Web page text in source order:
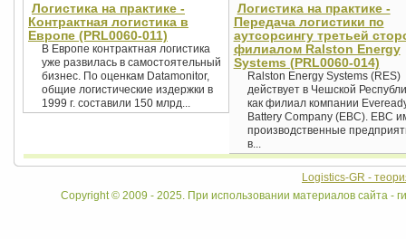
Логистика на практике -
Контрактная логистика в
Европе (PRL0060-011)
В Европе контрактная логистика
уже развилась в самостоятельный
бизнес. По оценкам Datamonitor,
общие логистические издержки в
1999 г. составили 150 млрд...
Логистика на практике -
Передача логистики по
аутсорсингу третьей
филиалом Ralston Energy
Systems (PRL0060-014)
Ralston Energy Systems (RES)
действует в Чешской
как филиал компании
Battery Company (EBC). EBC
производственные
в...
Logistics-GR -
Copyright © 2009 - 2025. При использовании материалов сайта -